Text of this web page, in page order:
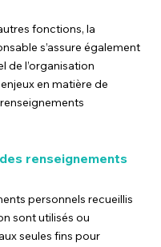
fonctions, la
s’assure également
de l’organisation
en matière de
renseignements
personnels recueillis
sont utilisés ou
seules fins pour